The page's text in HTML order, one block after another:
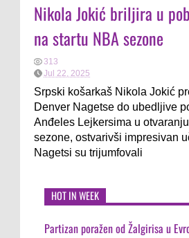
Nikola Jokić briljira u
na startu NBA sezone
313
Jul 22, 2025
Srpski košarkaš Nikola Jokić
Denver Nagetse do ubedljive
Anđeles Lejkersima u
sezone, ostvarivši impresivan
Nagetsi su trijumfovali
HOT IN WEEK
Partizan poražen od Žalgirisa u